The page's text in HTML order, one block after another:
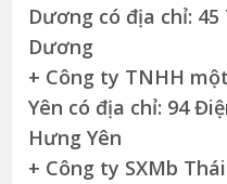
Dương có địa chỉ:
Dương
+ Công ty TNHH
Yên có địa chỉ: 94
Hưng Yên
+ Công ty SXMb